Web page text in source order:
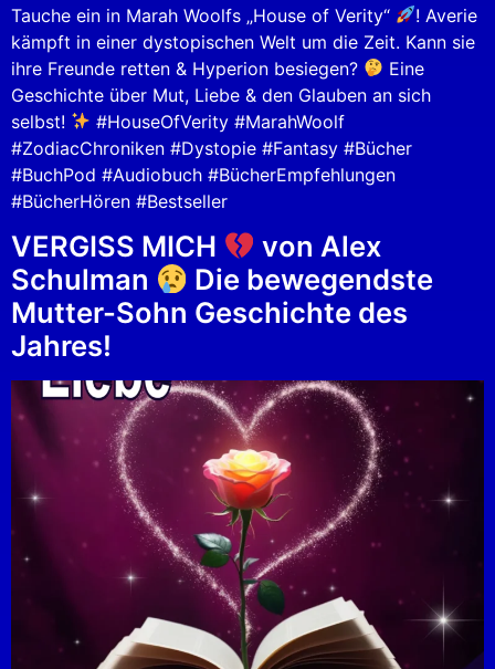
Tauche ein in Marah Woolfs „House of Verity“
! Averie
kämpft in einer dystopischen Welt um die Zeit. Kann sie
ihre Freunde retten & Hyperion besiegen?
Eine
Geschichte über Mut, Liebe & den Glauben an sich
selbst!
#HouseOfVerity #MarahWoolf
#ZodiacChroniken #Dystopie #Fantasy #Bücher
#BuchPod #Audiobuch #BücherEmpfehlungen
#BücherHören #Bestseller
VERGISS MICH
von Alex
Schulman
Die bewegendste
Mutter-Sohn Geschichte des
Jahres!